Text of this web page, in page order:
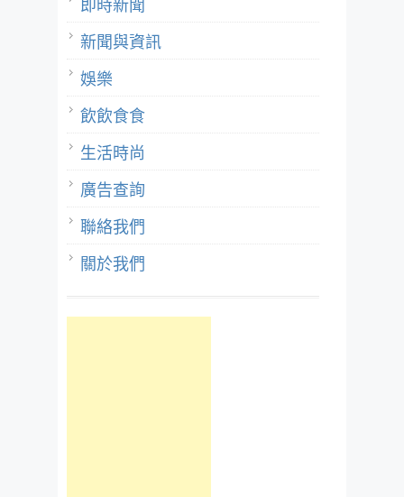
新聞與資訊
娛樂
飲飲食食
生活時尚
廣告查詢
聯絡我們
關於我們